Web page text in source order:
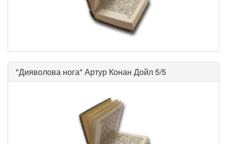
"Дияволова нога" Артур Конан Дойл5/5